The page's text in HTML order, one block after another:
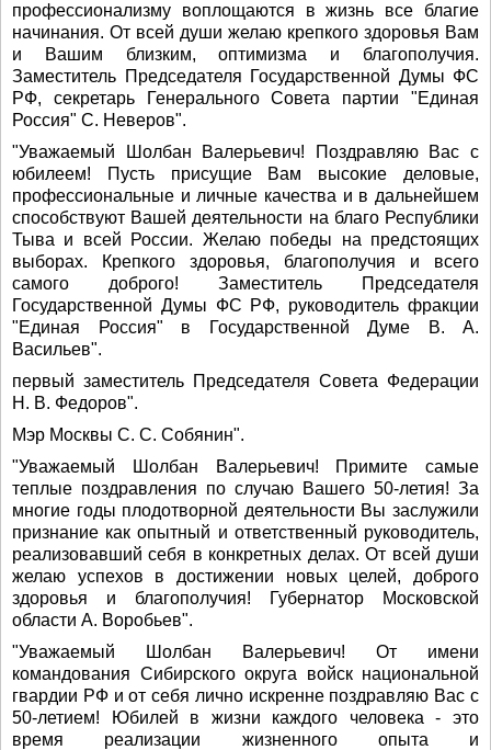
профессионализму воплощаются в жизнь все благие
начинания. От всей души желаю крепкого здоровья Вам
и Вашим близким, оптимизма и благополучия.
Заместитель Председателя Государственной Думы ФС
РФ, секретарь Генерального Совета партии "Единая
Россия" С. Неверов".
"Уважаемый Шолбан Валерьевич! Поздравляю Вас с
юбилеем! Пусть присущие Вам высокие деловые,
профессиональные и личные качества и в дальнейшем
способствуют Вашей деятельности на благо Республики
Тыва и всей России. Желаю победы на предстоящих
выборах. Крепкого здоровья, благополучия и всего
самого доброго! Заместитель Председателя
Государственной Думы ФС РФ, руководитель фракции
"Единая Россия" в Государственной Думе В. А.
Васильев".
первый заместитель Председателя Совета Федерации
Н. В. Федоров".
Мэр Москвы С. С. Собянин".
"Уважаемый Шолбан Валерьевич! Примите самые
теплые поздравления по случаю Вашего 50-летия! За
многие годы плодотворной деятельности Вы заслужили
признание как опытный и ответственный руководитель,
реализовавший себя в конкретных делах. От всей души
желаю успехов в достижении новых целей, доброго
здоровья и благополучия! Губернатор Московской
области А. Воробьев".
"Уважаемый Шолбан Валерьевич! От имени
командования Сибирского округа войск национальной
гвардии РФ и от себя лично искренне поздравляю Вас с
50-летием! Юбилей в жизни каждого человека - это
время реализации жизненного опыта и